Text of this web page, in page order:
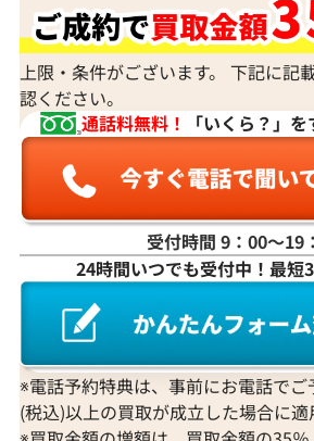
すか？
身分証明書がなぜ必要？
上限・条件がございます。 下記に記
認ください。
通話料無料！
「いくら？」
受付時間 9：00〜19
24時間いつでも受付中！最短
※電話予約特典は、事前にお電話で
(税込)以上の買取が成立した場合に適